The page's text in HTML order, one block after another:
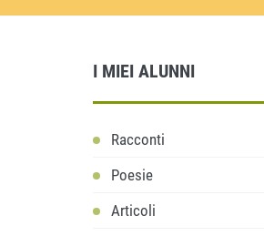
I MIEI ALUNNI
Racconti
Poesie
Articoli